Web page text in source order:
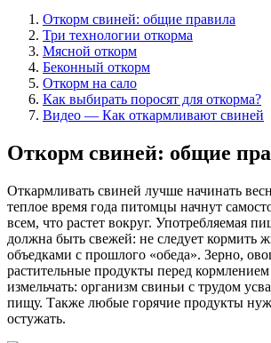
Откорм свиней: общие правила
Три технологии откорма
Мясной откорм
Беконный откорм
Откорм на сало
Как выбирать поросят для откорма?
Видео — Как откармливают свиней
Откорм свиней: общие
Откармливать свиней лучше начинать
теплое время года питомцы начнут
всем, что растет вокруг. Употребляемая
должна быть свежей: не следует кормить
объедками с прошлого «обеда». Зерно,
растительные продукты перед
измельчать: организм свиньи с трудом
пищу. Также любые горячие продукты
остужать.